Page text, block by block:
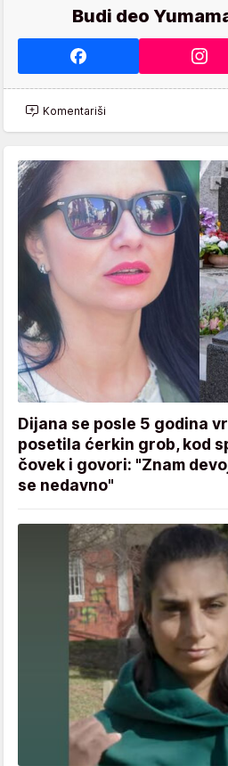
Budi deo
Komentariši
Dijana se posle 5 godina
posetila ćerkin grob, kod
čovek i govori: "Znam
se nedavno"